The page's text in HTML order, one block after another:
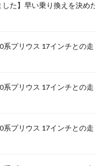
た】早い乗り換えを決め
プリウス 17インチとの走
プリウス 17インチとの走
プリウス 17インチとの走